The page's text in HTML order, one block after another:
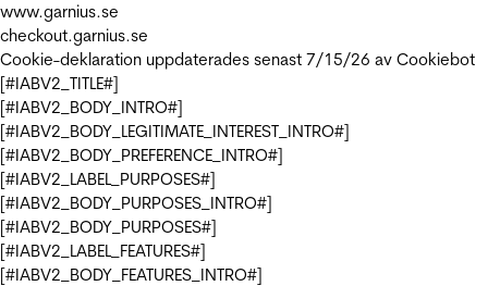
www.garnius.se
checkout.garnius.se
Cookie-deklaration uppdaterades senast 7/15/26 av Cookiebot
[#IABV2_TITLE#]
[#IABV2_BODY_INTRO#]
[#IABV2_BODY_LEGITIMATE_INTEREST_INTRO#]
[#IABV2_BODY_PREFERENCE_INTRO#]
[#IABV2_LABEL_PURPOSES#]
[#IABV2_BODY_PURPOSES_INTRO#]
[#IABV2_BODY_PURPOSES#]
[#IABV2_LABEL_FEATURES#]
[#IABV2_BODY_FEATURES_INTRO#]